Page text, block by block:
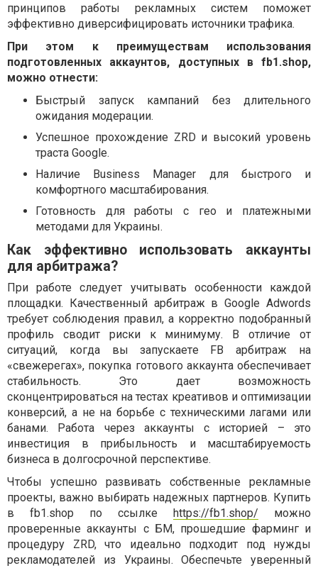
принципов работы рекламных систем поможет
эффективно диверсифицировать источники трафика.
При этом к преимуществам использования
подготовленных аккаунтов, доступных в fb1.shop,
можно отнести:
Быстрый запуск кампаний без длительного
ожидания модерации.
Успешное прохождение ZRD и высокий уровень
траста Google.
Наличие Business Manager для быстрого и
комфортного масштабирования.
Готовность для работы с гео и платежными
методами для Украины.
Как эффективно использовать аккаунты
для арбитража?
При работе следует учитывать особенности каждой
площадки. Качественный арбитраж в Google Adwords
требует соблюдения правил, а корректно подобранный
профиль сводит риски к минимуму. В отличие от
ситуаций, когда вы запускаете FB арбитраж на
«свежерегах», покупка готового аккаунта обеспечивает
стабильность. Это дает возможность
сконцентрироваться на тестах креативов и оптимизации
конверсий, а не на борьбе с техническими лагами или
банами. Работа через аккаунты с историей – это
инвестиция в прибыльность и масштабируемость
бизнеса в долгосрочной перспективе.
Чтобы успешно развивать собственные рекламные
проекты, важно выбирать надежных партнеров. Купить
в fb1.shop по ссылке https://fb1.shop/ можно
проверенные аккаунты с БМ, прошедшие фарминг и
процедуру ZRD, что идеально подходит под нужды
рекламодателей из Украины. Обеспечьте уверенный